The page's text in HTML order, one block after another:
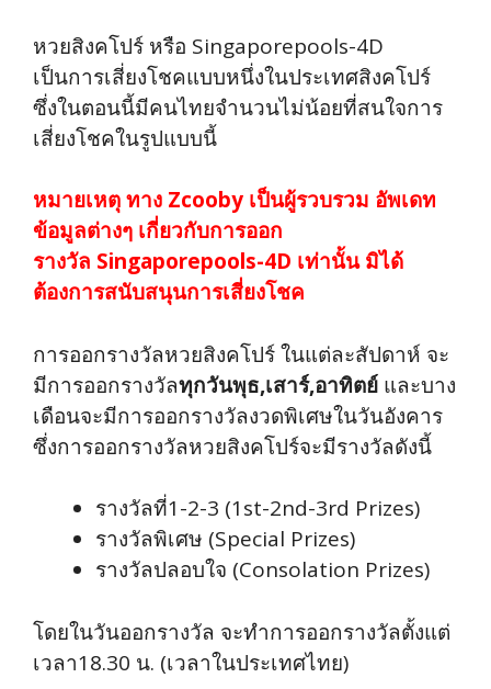
หวยสิงคโปร์ หรือ Singaporepools-4D
เป็นการเสี่ยงโชคแบบหนึ่งในประเทศสิงคโปร์
ซึ่งในตอนนี้มีคนไทยจำนวนไม่น้อยที่สนใจการ
เสี่ยงโชคในรูปแบบนี้
หมายเหตุ ทาง Zcooby เป็นผู้รวบรวม อัพเดท
ข้อมูลต่างๆ เกี่ยวกับการออก
รางวัล Singaporepools-4D เท่านั้น มิได้
ต้องการสนับสนุนการเสี่ยงโชค
การออกรางวัลหวยสิงคโปร์ ในแต่ละสัปดาห์ จะ
มีการออกรางวัลทุกวันพุธ,เสาร์,อาทิตย์ และบาง
เดือนจะมีการออกรางวัลงวดพิเศษในวันอังคาร
ซึ่งการออกรางวัลหวยสิงคโปร์จะมีรางวัลดังนี้
รางวัลที่1-2-3 (1st-2nd-3rd Prizes)
รางวัลพิเศษ (Special Prizes)
รางวัลปลอบใจ (Consolation Prizes)
โดยในวันออกรางวัล จะทำการออกรางวัลตั้งแต่
เวลา18.30 น. (เวลาในประเทศไทย)